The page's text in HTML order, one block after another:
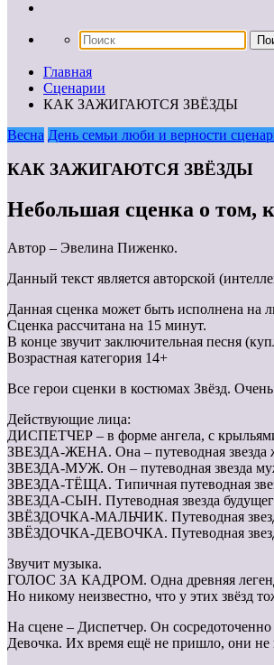
Главная
Сценарии
КАК ЗАЖИГАЮТСЯ ЗВЁЗДЫ
Весна День семьи люби и верности
КАК ЗАЖИГАЮТСЯ ЗВЁЗДЫ
Небольшая сценка о том,
Автор – Эвелина Пиженко.
Данный текст является авторской
Данная сценка может быть исполнена
Сценка рассчитана на 15 минут.
В конце звучит заключительная песня
Возрастная категория 14+
Все герои сценки в костюмах Звёзд.
Действующие лица:
ДИСПЕТЧЕР – в форме ангела, с крыльями
ЗВЕЗДА-ЖЕНА. Она – путеводная звезда
ЗВЕЗДА-МУЖ. Он – путеводная звезда
ЗВЕЗДА-ТЁЩА. Типичная путеводная
ЗВЕЗДА-СЫН. Путеводная звезда
ЗВЁЗДОЧКА-МАЛЬЧИК. Путеводная
ЗВЁЗДОЧКА-ДЕВОЧКА. Путеводная
Звучит музыка.
ГОЛОС ЗА КАДРОМ. Одна древняя легенда
Но никому неизвестно, что у этих звёзд
На сцене – Диспетчер. Он
Девочка. Их время ещё не пришло, они не